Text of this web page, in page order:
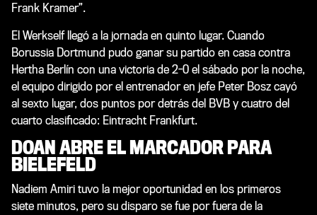
Frank Kramer”.
El Werkself llegó a la jornada en quinto lugar. Cuando
Borussia Dortmund pudo ganar su partido en casa contra
Hertha Berlín con una victoria de 2-0 el sábado por la noche,
el equipo dirigido por el entrenador en jefe Peter Bosz cayó
al sexto lugar, dos puntos por detrás del BVB y cuatro del
cuarto clasificado: Eintracht Frankfurt.
DOAN ABRE EL MARCADOR PARA
BIELEFELD
Nadiem Amiri tuvo la mejor oportunidad en los primeros
siete minutos, pero su disparo se fue por fuera de la